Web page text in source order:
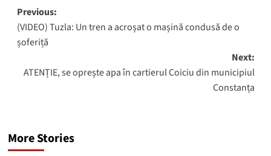
Post
navigation
Previous:
(VIDEO) Tuzla: Un tren a acroșat o mașină condusă de o
șoferiță
Next:
ATENȚIE, se oprește apa în cartierul Coiciu din municipiul
Constanța
More Stories